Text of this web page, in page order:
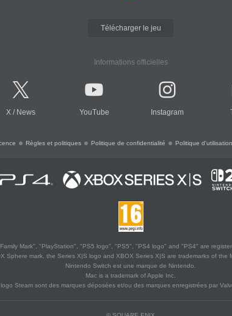
Télécharger le jeu
Informations officielles
X / News YouTube Instagram
Règles et politiques Politique de confidentialité Politique
Mark", "PlayStation", "PS5 logo", "PS5", "PS4 logo" and "PS4" are
Sphere mark, the Series X|S logo and XBOX Series X|S are trademarks of the
Nintendo Switch est une marque de Nintendo.
Mac is a trademark of Apple Inc.
Steam sont des marques déposées et/ou des marques enregistrées par